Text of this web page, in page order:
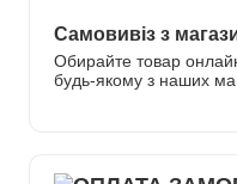
Самовивіз з
Обирайте товар
будь-якому з наших